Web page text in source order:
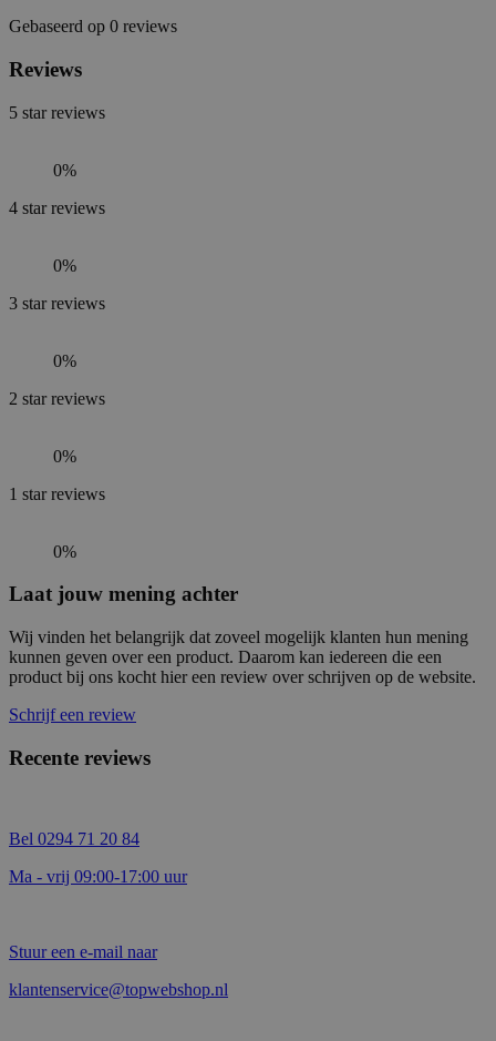
Gebaseerd op 0 reviews
Reviews
5 star reviews
0%
4 star reviews
0%
3 star reviews
0%
2 star reviews
0%
1 star reviews
0%
Laat jouw mening achter
Wij vinden het belangrijk dat zoveel mogelijk klanten hun mening
kunnen geven over een product. Daarom kan iedereen die een
product bij ons kocht hier een review over schrijven op de website.
Schrijf een review
Recente reviews
Bel 0294 71 20 84
Ma - vrij 09:00-17:00 uur
Stuur een e-mail naar
klantenservice@topwebshop.nl